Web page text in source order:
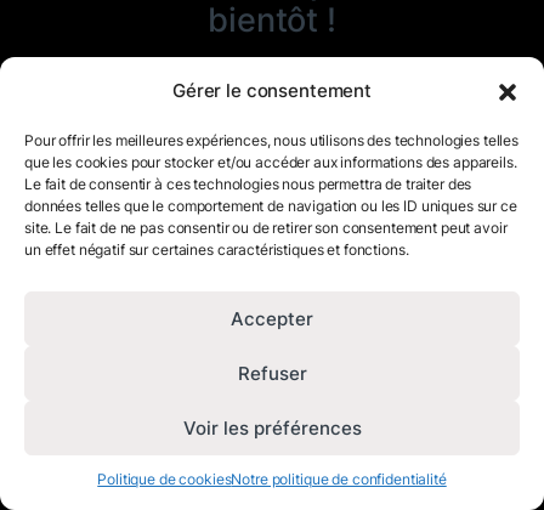
Gérer le consentement
Pour offrir les meilleures expériences, nous utilisons des technologies telles
que les cookies pour stocker et/ou accéder aux informations des appareils.
Le fait de consentir à ces technologies nous permettra de traiter des
données telles que le comportement de navigation ou les ID uniques sur ce
site. Le fait de ne pas consentir ou de retirer son consentement peut avoir
un effet négatif sur certaines caractéristiques et fonctions.
Accepter
Refuser
Voir les préférences
Politique de cookiesNotre politique de confidentialité
bientôt !